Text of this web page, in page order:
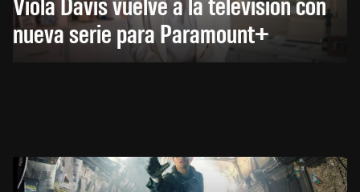
nueva serie para Paramount+